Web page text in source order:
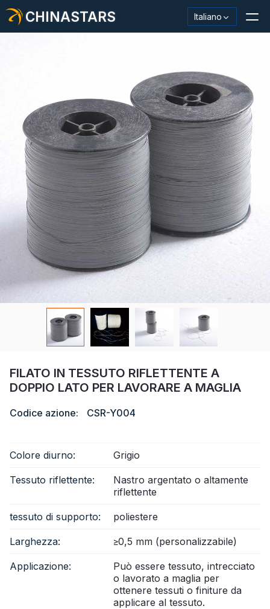
CHINASTARS Italiano
Materiale/nastro riflettente
Tessuto riflettente alla moda
Abbigliamento di sicurezza
Materiale che si illumina al buio
Lavaggio industriale Trim
Informazioni su CHINASTARS
Nuovo prodotto
Certificato
Catalogare
FILATO IN TESSUTO RIFLETTENTE A
DOPPIO LATO PER LAVORARE A MAGLIA
Codice azione: CSR-Y004
Colore diurno: Grigio
Tessuto riflettente:
Nastro argentato o altamente
riflettente
tessuto di supporto: poliestere
Larghezza: ≥0,5 mm (personalizzabile)
Applicazione:
Può essere tessuto, intrecciato
o lavorato a maglia per
ottenere tessuti o finiture da
applicare al tessuto.